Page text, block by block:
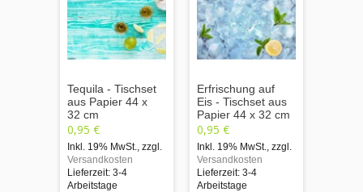
Tequila - Tischset
aus Papier 44 x
32 cm
0,95 €
Inkl. 19% MwSt. zzgl.
Versandkosten
Lieferzeit: 3-4
Arbeitstage
Erfrischung auf
Eis - Tischset aus
Papier 44 x 32 cm
0,95 €
Inkl. 19% MwSt. zzgl.
Versandkosten
Lieferzeit: 3-4
Arbeitstage